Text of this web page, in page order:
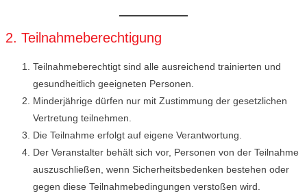
2. Teilnahmeberechtigung
Teilnahmeberechtigt sind alle ausreichend trainierten und
gesundheitlich geeigneten Personen.
Minderjährige dürfen nur mit Zustimmung der gesetzlichen
Vertretung teilnehmen.
Die Teilnahme erfolgt auf eigene Verantwortung.
Der Veranstalter behält sich vor, Personen von der Teilnahme
auszuschließen, wenn Sicherheitsbedenken bestehen oder
gegen diese Teilnahmebedingungen verstoßen wird.